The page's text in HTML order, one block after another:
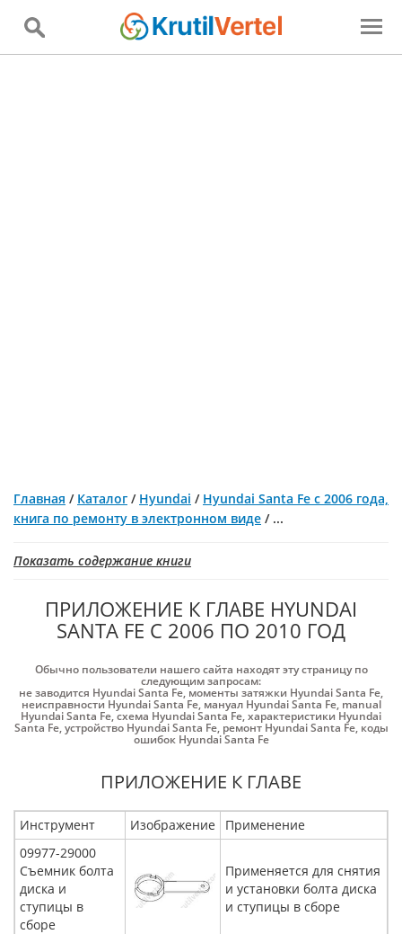
Главная / Каталог / Hyundai / Hyundai Santa Fe с 2006 года,
книга по ремонту в электронном виде / ...
Показать содержание книги
ПРИЛОЖЕНИЕ К ГЛАВЕ HYUNDAI
SANTA FE С 2006 ПО 2010 ГОД
Обычно пользователи нашего сайта находят эту страницу по
следующим запросам:
не заводится Hyundai Santa Fe, моменты затяжки Hyundai Santa Fe,
неисправности Hyundai Santa Fe, мануал Hyundai Santa Fe, manual
Hyundai Santa Fe,схема Hyundai Santa Fe,характеристики Hyundai
Santa Fe,устройство Hyundai Santa Fe, ремонт Hyundai Santa Fe, коды
ошибок Hyundai Santa Fe
ПРИЛОЖЕНИЕ К ГЛАВЕ
Инструмент Изображение
Применение
09977-29000
Съемник болта
диска и
ступицы в
сборе
Применяется для снятия
и установки болта диска
и ступицы в сборе